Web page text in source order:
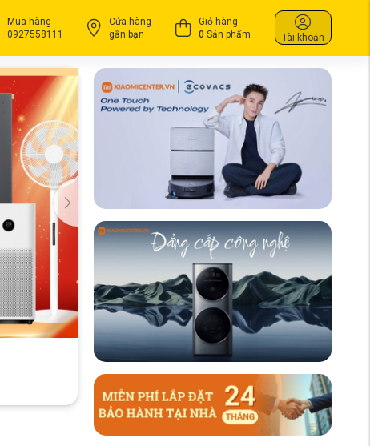
Mua hàng
0927558111
Cửa hàng
gần bạn
Giỏ hàng
0 Sản phẩm Tài khoản